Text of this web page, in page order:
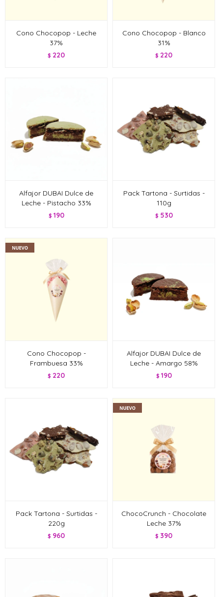
Cono Chocopop - Leche
37%
$ 220
Cono Chocopop - Blanco
31%
$ 220
Alfajor DUBAI Dulce de
Leche - Pistacho 33%
$ 190
Pack Tartona - Surtidas -
110g
$ 530
Cono Chocopop -
Frambuesa 33%
$ 220
Alfajor DUBAI Dulce de
Leche - Amargo 58%
$ 190
Pack Tartona - Surtidas -
220g
$ 960
ChocoCrunch - Chocolate
Leche 37%
$ 390